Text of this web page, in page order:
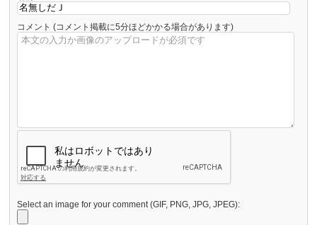
コメント (コメント掲載に5分ほどかかる場合があります)
Select an image for your comment (GIF, PNG, JPG, JPEG):